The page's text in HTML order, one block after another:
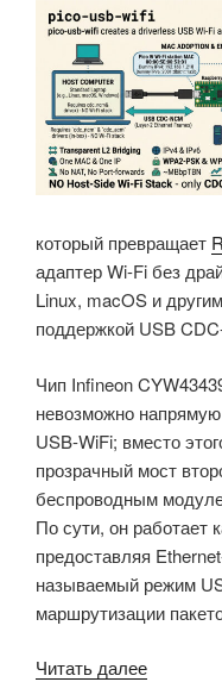
Cortex-
M7
с
частотой
600
МГц
и
который превращает
адаптер Wi-Fi без
Linux, macOS и
поддержкой USB
Чип Infineon
невозможно
USB-WiFi; вместо
прозрачный мост
беспроводным
По сути, он работает
предоставляя
называемый режим
маршрутизации
Читать далее